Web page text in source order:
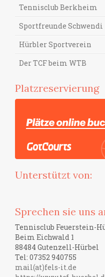
Tennisclub Berkheim
Sportfreunde Schwendi
Hürbler Sportverein
Der TCF beim WTB
Platzreservierung
Unterstützt von:
Sprechen sie uns
Tennisclub Feuerstein-
Beim Eichwald 1
88484 Gutenzell-Hürbel
Tel: 07352 940755
mail(at)fels-it.de